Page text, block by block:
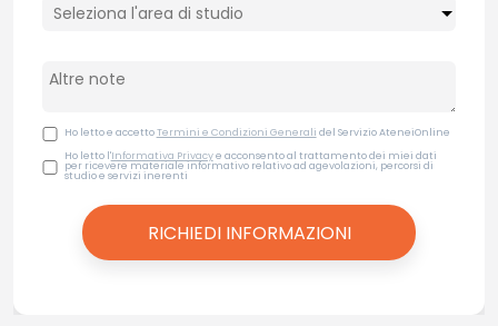
Ho letto e accettoTermini e Condizioni Generali del Servizio AteneiOnline
Ho letto l'Informativa Privacye acconsento al trattamento dei miei dati
per ricevere materiale informativo relativo ad agevolazioni, percorsi di
studio e servizi inerenti